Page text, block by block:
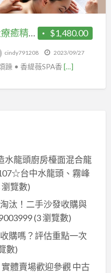
$1,480.00
美好的一天~就從能量療癒精油Spa開始~歡迎來到香緹薇SPA香氛美學館~(限女性)
cindy791208 2023/09/27
躁 • 香緹薇SPA香 […]
龍頭廚房檯面混合龍
台中水龍頭、霧峰
覽數)
汰！二手沙發收購與
(3 瀏覽數)
購嗎？評估重點一次
數)
體賣場歡迎參觀 中古